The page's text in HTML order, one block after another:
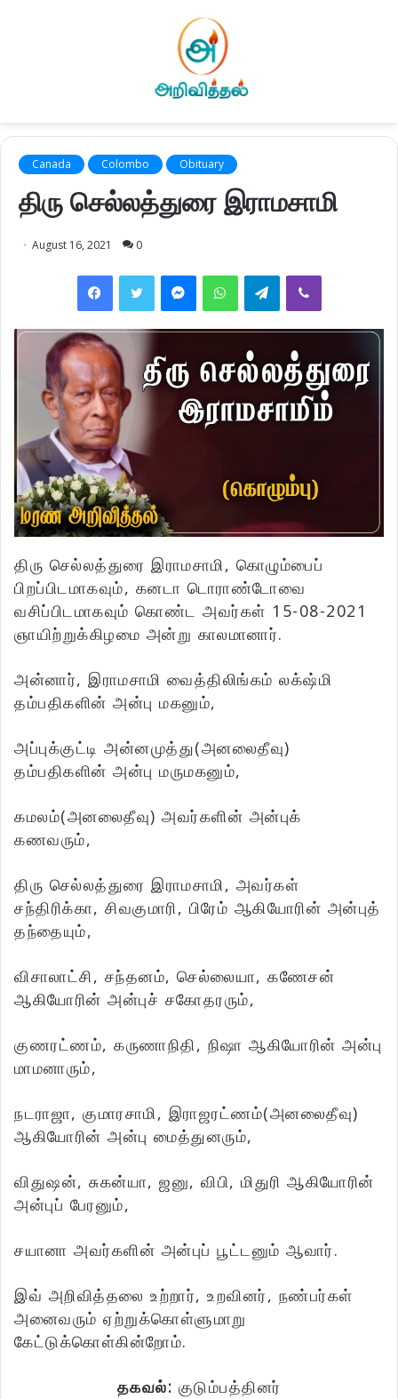
Canada Colombo Obituary
திரு செல்லத்துரை இராமசாமி
August 16, 2021 0
FacebookTwitter MessengerWhatsAppTelegramViber
திரு செல்லத்துரை இராமசாமி, கொழும்பைப்
பிறப்பிடமாகவும், கனடா டொராண்டோவை
வசிப்பிடமாகவும் கொண்ட அவர்கள் 15-08-2021
ஞாயிற்றுக்கிழமை அன்று காலமானார்.
அன்னார், இராமசாமி வைத்திலிங்கம் லக்‌ஷ்மி
தம்பதிகளின் அன்பு மகனும்,
அப்புக்குட்டி அன்னமுத்து(அனலைதீவு)
தம்பதிகளின் அன்பு மருமகனும்,
கமலம்(அனலைதீவு) அவர்களின் அன்புக்
கணவரும்,
திரு செல்லத்துரை இராமசாமி, அவர்கள்
சந்திரிக்கா, சிவகுமாரி, பிரேம் ஆகியோரின் அன்புத்
தந்தையும்,
விசாலாட்சி, சந்தனம், செல்லையா, கணேசன்
ஆகியோரின் அன்புச் சகோதரரும்,
குணரட்ணம், கருணாநிதி, நிஷா ஆகியோரின் அன்பு
மாமனாரும்,
நடராஜா, குமாரசாமி, இராஜரட்ணம்(அனலைதீவு)
ஆகியோரின் அன்பு மைத்துனரும்,
விதுஷன், சுகன்யா, ஜனு, விபி, மிதுரி ஆகியோரின்
அன்புப் பேரனும்,
சயானா அவர்களின் அன்புப் பூட்டனும் ஆவார்.
இவ் அறிவித்தலை உற்றார், உறவினர், நண்பர்கள்
அனைவரும் ஏற்றுக்கொள்ளுமாறு
கேட்டுக்கொள்கின்றோம்.
தகவல்: குடும்பத்தினர்